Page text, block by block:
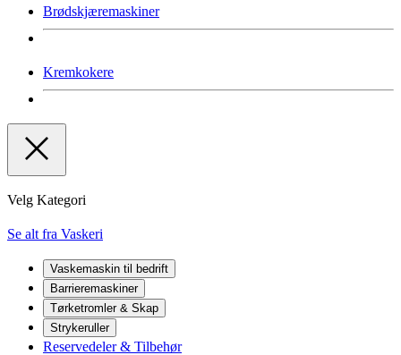
Brødskjæremaskiner
Kremkokere
Velg Kategori
Se alt fra Vaskeri
Vaskemaskin til bedrift
Barrieremaskiner
Tørketromler & Skap
Strykeruller
Reservedeler & Tilbehør